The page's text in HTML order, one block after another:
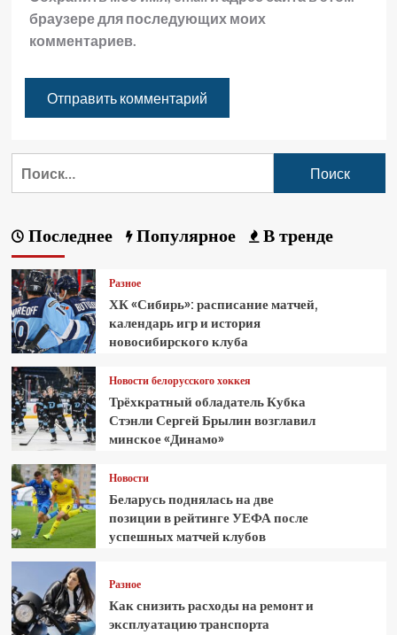
браузере для последующих моих
комментариев.
Последнее Популярное В тренде
Разное
ХК «Сибирь»: расписание матчей,
календарь игр и история
новосибирского клуба
Новости белорусского хоккея
Трёхкратный обладатель Кубка
Стэнли Сергей Брылин возглавил
минское «Динамо»
Новости
Беларусь поднялась на две
позиции в рейтинге УЕФА после
успешных матчей клубов
Разное
Как снизить расходы на ремонт и
эксплуатацию транспорта